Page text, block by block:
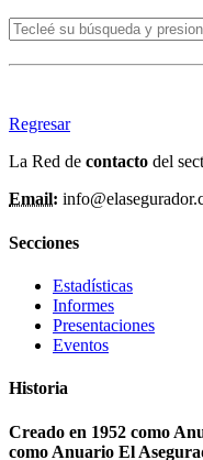
Regresar
La Red de contacto del
Email:
Secciones
Estadísticas
Informes
Presentaciones
Eventos
Historia
Creado en 1952 como
como Anuario El